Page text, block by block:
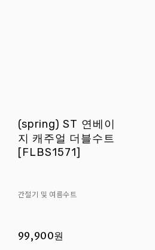
(spring) ST 연베이
지 캐주얼 더블수트
[FLBS1571]
간절기 및 여름수트
99,900원